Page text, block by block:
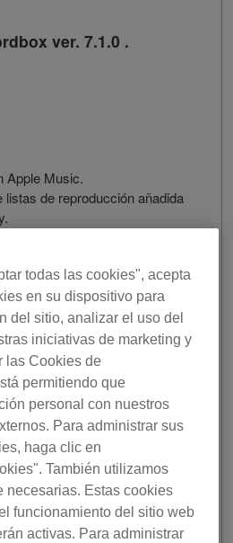
ver. 7.1.0 .
Apple Music.
listas de reproducción añadida
software de controlador
(software de controlador FTDI
y mejoras de estabilidad.
hasta 20 pistas disponible
todas las cookies", acepta
en su dispositivo para
del sitio, analizar el uso del
iniciativas de marketing y
las Cookies de
permitiendo que
personal con nuestros
Para administrar sus
haga clic en
También utilizamos
necesarias. Estas cookies
funcionamiento del sitio web
activas. Para administrar